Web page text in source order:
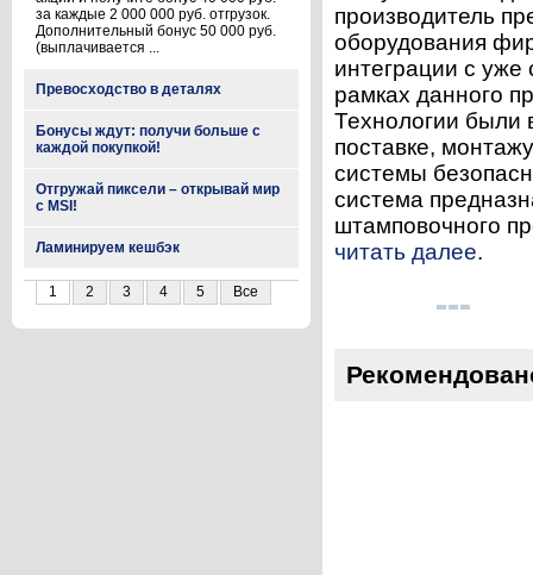
за каждые 2 000 000 руб. отгрузок.
Дополнительный бонус 50 000 руб.
(выплачивается ...
Превосходство в деталях
Бонусы ждут: получи больше с
каждой покупкой!
Отгружай пиксели – открывай мир
с MSI!
Ламинируем кешбэк
1 2 3 4 5 Все
производитель
оборудования
интеграции с
рамках данного
Технологии были
поставке,
системы
система
штамповочного
читать далее.